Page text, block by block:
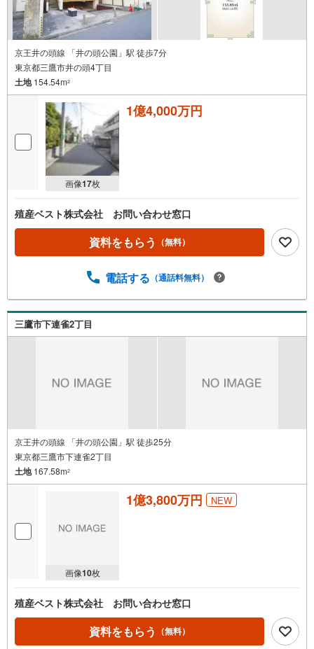
京王井の頭線 「井の頭公園」駅 徒歩7分
東京都三鷹市井の頭4丁目
土地154.54m2
画像17枚
1億4,000万円
殖産ベスト株式会社 お問い合わせ窓口
資料をもらう （無料）
電話する （通話料無料）
三鷹市下連雀2丁目
京王井の頭線 「井の頭公園」駅 徒歩25分
東京都三鷹市下連雀2丁目
土地167.58m2
画像10枚
1億3,800万円 NEW
殖産ベスト株式会社 お問い合わせ窓口
資料をもらう （無料）